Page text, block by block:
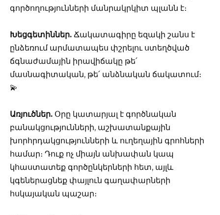
գործողությունների մանրակրկիտ պլանն է։
Խեցգետիններ. Ճակատագիրը եզակի շանս է
ընձեռում արմատապես փշրելու ստեղծված
ճգնաժամային իրավիճակը թե՛
մասնագիտական, թե՛ անձնական ճակատում։
💫
Առյուծներ. Օրը կատարյալ է գործնական
բանակցությունների, աշխատանքային
խորհրդակցությունների և ուղեղային գրոհների
համար։ Դուք ոչ միայն անխափան կապ
կհաստատեք գործընկերների հետ, այլև
կգեներացնեք փայլուն գաղափարների
հսկայական պաշար։